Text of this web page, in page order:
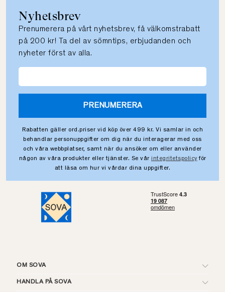
Nyhetsbrev
Prenumerera på vårt nyhetsbrev, få välkomstrabatt
på 200 kr! Ta del av sömntips, erbjudanden och
nyheter först av alla.
PRENUMERERA
Rabatten gäller ord.priser vid köp över 499 kr. Vi samlar in och
behandlar personuppgifter om dig när du interagerar med oss
och våra webbplatser, samt när du ansöker om eller använder
någon av våra produkter eller tjänster. Se vår integritetspolicy för
att läsa om hur vi vårdar dina uppgifter.
OM SOVA
HANDLA PÅ SOVA